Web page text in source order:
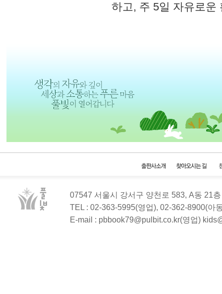
하고, 주 5일 자유로운
07547 서울시 강서구 양천로 583, A동 21
TEL : 02-363-5995(영업), 02-362-8900(아
E-mail : pbbook79@pulbit.co.kr(영업)